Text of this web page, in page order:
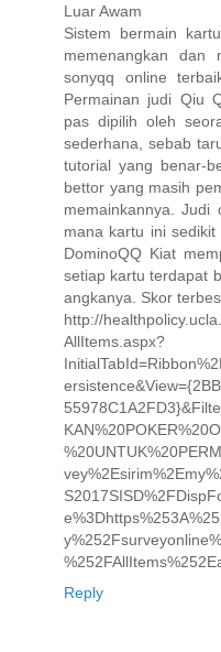
Luar Awam
Sistem bermain
memenangkan dan
sonyqq online
Permainan judi Qiu
pas dipilih oleh
sederhana, sebab
tutorial yang benar-
bettor yang masih
memainkannya.
mana kartu ini
DominoQQ Kiat
setiap kartu terdapat
angkanya. Skor
http://
AllItems.aspx?
Reply